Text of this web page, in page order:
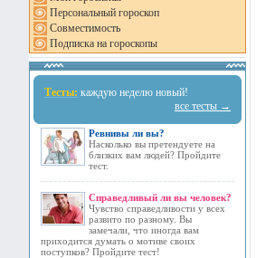
Персональный гороскоп
Совместимость
Подписка на гороскопы
Тесты: каждую неделю новый!
все тесты →
Ревнивы ли вы?
Насколько вы претендуете на
близких вам людей? Пройдите
тест.
Справедливый ли вы человек?
Чувство справедливости у всех
развито по разному. Вы
замечали, что иногда вам
приходится думать о мотиве своих
поступков? Пройдите тест!